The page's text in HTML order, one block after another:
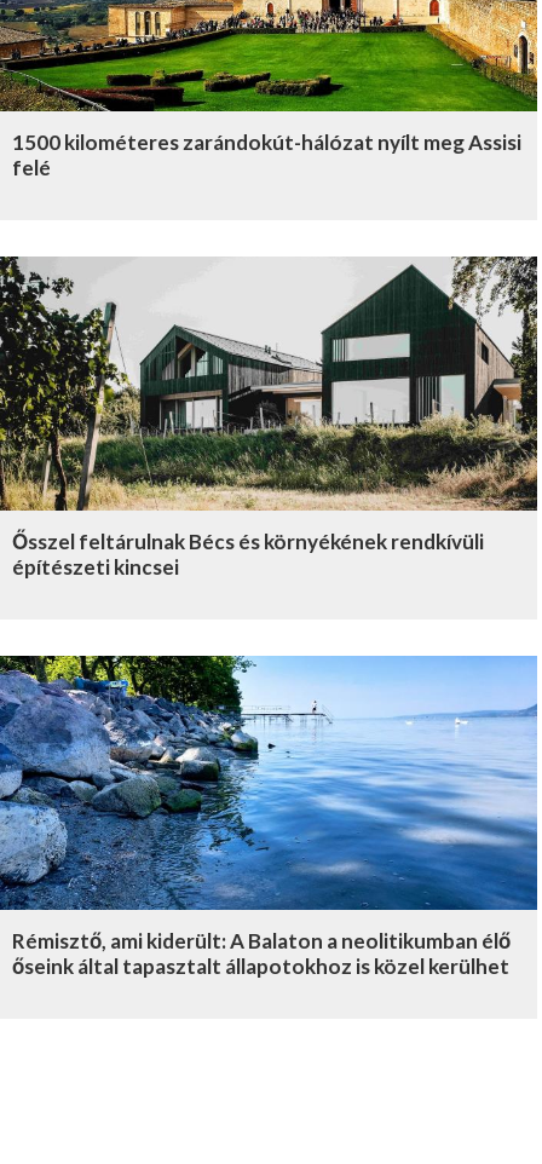
1500 kilométeres zarándokút-hálózat nyílt meg Assisi
felé
Ősszel feltárulnak Bécs és környékének rendkívüli
építészeti kincsei
Rémisztő, ami kiderült: A Balaton a neolitikumban élő
őseink által tapasztalt állapotokhoz is közel kerülhet